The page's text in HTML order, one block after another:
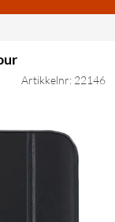
Artikkelnr: 22146